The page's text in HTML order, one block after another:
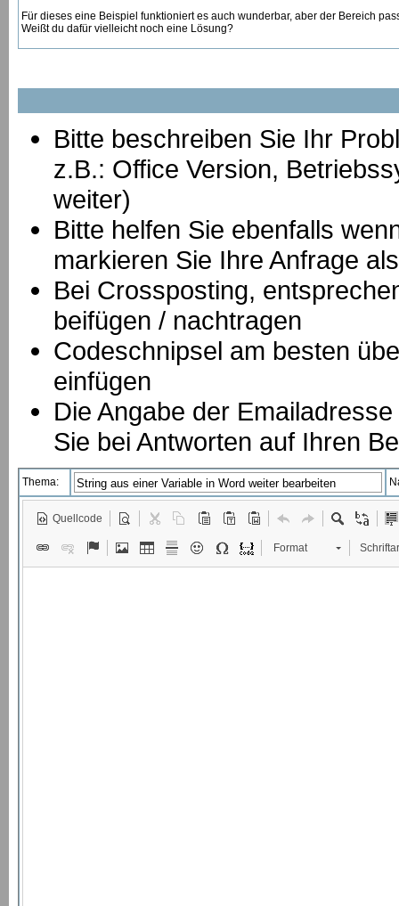
Für dieses eine Beispiel funktioniert es auch wunderbar, aber der Bereich
Weißt du dafür vielleicht noch eine Lösung?
Bitte beschreiben Sie Ihr
z.B.: Office Version,
weiter)
Bitte helfen Sie ebenfalls
markieren Sie Ihre Anfrage
Bei Crossposting,
beifügen / nachtragen
Codeschnipsel am besten
einfügen
Die Angabe der
Sie bei Antworten auf Ihren
Thema:
Quellcode
Format